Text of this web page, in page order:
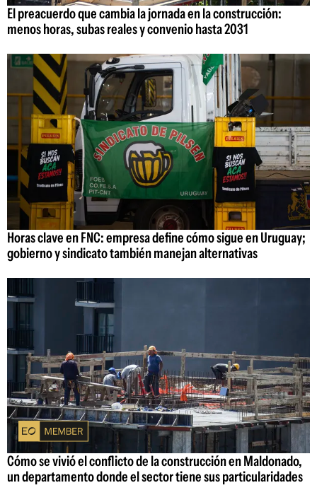
El preacuerdo que cambia la jornada en la construcción:
menos horas, subas reales y convenio hasta 2031
Horas clave en FNC: empresa define cómo sigue en Uruguay;
gobierno y sindicato también manejan alternativas
Cómo se vivió el conflicto de la construcción en Maldonado,
un departamento donde el sector tiene sus particularidades